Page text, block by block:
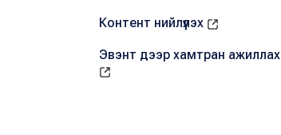
Контент нийлүүлэх
Эвэнт дээр хамтран ажиллах